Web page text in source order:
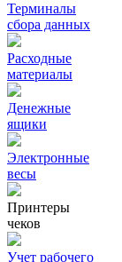
Терминалы
сбора данных
Расходные
материалы
Денежные
ящики
Электронные
весы
Принтеры
чеков
Учет рабочего